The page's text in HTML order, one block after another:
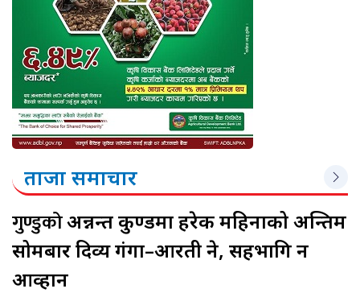
ताजा समाचार
गुण्डुकोअन्नन्त कुण्डमा हरेक महिनाको अन्तिम
सोमबार दिव्य गंगा–आरती हुने, सहभागि हुन
आव्हान